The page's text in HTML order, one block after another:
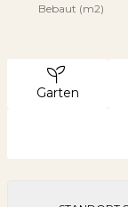
Bebaut (m2)
Garten